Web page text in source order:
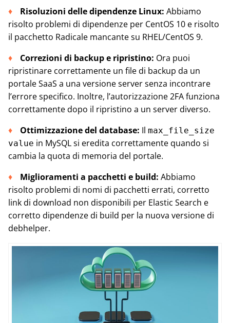
Risoluzioni delle dipendenze Linux: Abbiamo
risolto problemi di dipendenze per CentOS 10 e risolto
il pacchetto Radicale mancante su RHEL/CentOS 9.
Correzioni di backup e ripristino: Ora puoi
ripristinare correttamente un file di backup da un
portale SaaS a una versione server senza incontrare
l’errore specifico. Inoltre, l’autorizzazione 2FA funziona
correttamente dopo il ripristino a un server diverso.
Ottimizzazione del database: Il max_file_size
value in MySQL si eredita correttamente quando si
cambia la quota di memoria del portale.
Miglioramenti a pacchetti e build: Abbiamo
risolto problemi di nomi di pacchetti errati, corretto
link di download non disponibili per Elastic Search e
corretto dipendenze di build per la nuova versione di
debhelper.